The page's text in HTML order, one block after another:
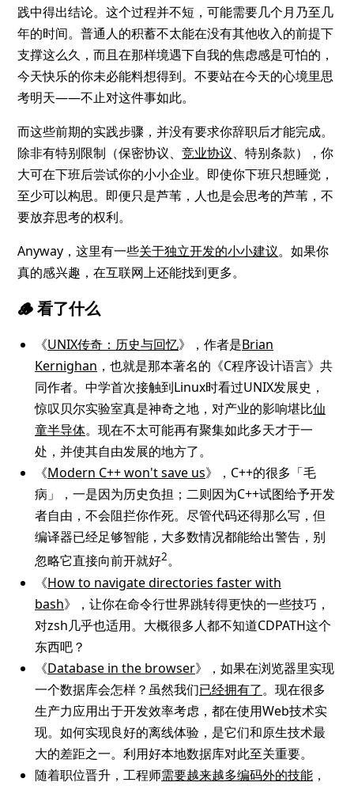
践中得出结论。这个过程并不短，可能需要几个月乃至几
年的时间。普通人的积蓄不太能在没有其他收入的前提下
支撑这么久，而且在那样境遇下自我的焦虑感是可怕的，
今天快乐的你未必能料想得到。不要站在今天的心境里思
考明天——不止对这件事如此。
而这些前期的实践步骤，并没有要求你辞职后才能完成。
除非有特别限制（保密协议、竞业协议、特别条款），你
大可在下班后尝试你的小小企业。即使你下班只想睡觉，
至少可以构思。即便只是芦苇，人也是会思考的芦苇，不
要放弃思考的权利。
Anyway，这里有一些关于独立开发的小小建议。如果你
真的感兴趣，在互联网上还能找到更多。
🪵 看了什么
《UNIX传奇：历史与回忆》，作者是Brian
Kernighan ，也就是那本著名的《C程序设计语言》共
同作者。中学首次接触到Linux时看过UNIX发展史，
惊叹贝尔实验室真是神奇之地，对产业的影响堪比仙
童半导体。现在不太可能再有聚集如此多天才于一
处，并使其自由发展的地方了。
《Modern C++ won't save us》，C++的很多「毛
病」，一是因为历史负担；二则因为C++试图给予开发
者自由，不会阻拦你作死。尽管代码还得那么写，但
编译器已经足够智能，大多数情况都能给出警告，别
忽略它直接向前开就好2。
《How to navigate directories faster with
bash》，让你在命令行世界跳转得更快的一些技巧，
对zsh几乎也适用。大概很多人都不知道CDPATH这个
东西吧？
《Database in the browser》，如果在浏览器里实现
一个数据库会怎样？虽然我们已经拥有了。现在很多
生产力应用出于开发效率考虑，都在使用Web技术实
现。如何实现良好的离线体验，是它们和原生技术最
大的差距之一。利用好本地数据库对此至关重要。
随着职位晋升，工程师需要越来越多编码外的技能 ，